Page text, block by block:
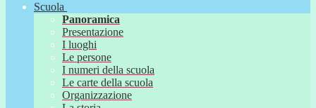
Scuola
Panoramica
Presentazione
I luoghi
Le persone
I numeri della scuola
Le carte della scuola
Organizzazione